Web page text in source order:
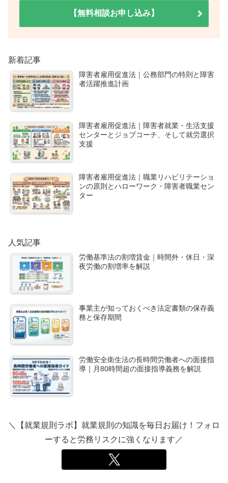
【無料相談お申し込み】
新着記事
障害者雇用促進法｜公務部門の特則と障害
者活躍推進計画
障害者雇用促進法｜障害者就業・生活支援
センターとジョブコーチ、そして就労選択
支援
障害者雇用促進法｜職業リハビリテーショ
ンの原則とハローワーク・障害者職業セン
ター
人気記事
労働基準法の割増賃金｜時間外・休日・深
夜労働の割増率を解説
事業主が知っておくべき法定書類の保存義
務と保存期間
労働安全衛生法の長時間労働者への面接指
導｜月80時間超の面接指導義務を解説
＼【就業規則ラボ】就業規則の知識を毎日お届け！フォロ
ーすると労務リスクに強くなります／